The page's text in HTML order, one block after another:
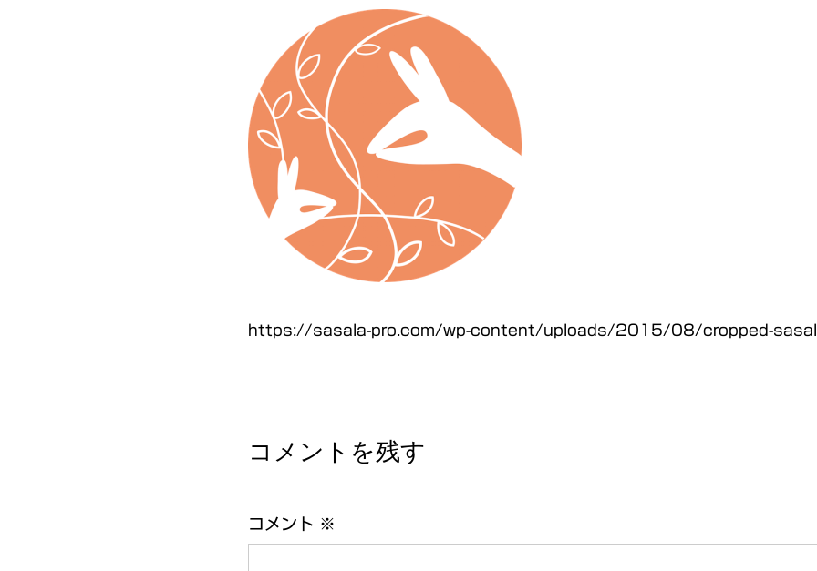
https://sasala-pro.com/wp-content/uploads/2015/08/cropped-
コメントを残す
コメント ※